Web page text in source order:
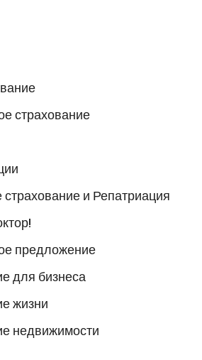
страхование
страхование и Репатриация
предложение
для бизнеса
жизни
недвижимости